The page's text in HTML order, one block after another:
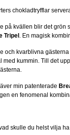
chokladtryfflar
kvällen blir det grön
Tripel . En magisk
kvarblivna gästerna
med kummin. Till det
min patenterade
en fenomenal
skulle du helst vilja